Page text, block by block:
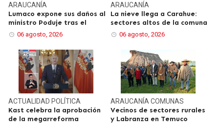
ARAUCANÍA
Lumaco expone sus daños al
ministro Poduje tras el
06 agosto, 2026
ARAUCANÍA
La nieve llega a Carahue:
sectores altos de la comuna
06 agosto, 2026
ACTUALIDAD POLÍTICA
Kast celebra la aprobación
de la megarreforma
ARAUCANÍA COMUNAS
Vecinos de sectores rurales
y Labranza en Temuco